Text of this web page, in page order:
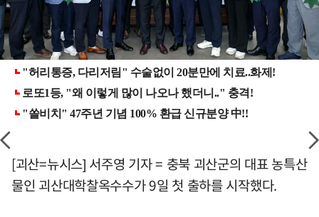
[괴산=뉴시스] 서주영 기자 = 충북 괴산군의 대표 농특산
물인 괴산대학찰옥수수가 9일 첫 출하를 시작했다.